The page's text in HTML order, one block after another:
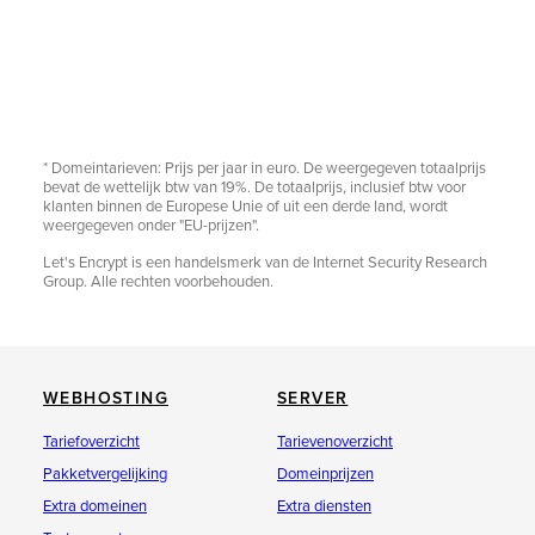
* Domeintarieven: Prijs per jaar in euro. De weergegeven totaalprijs
bevat de wettelijk btw van 19%. De totaalprijs, inclusief btw voor
klanten binnen de Europese Unie of uit een derde land, wordt
weergegeven onder "EU-prijzen".
Let's Encrypt is een handelsmerk van de Internet Security Research
Group. Alle rechten voorbehouden.
WEBHOSTING
Tariefoverzicht
Pakketvergelijking
Extra domeinen
SERVER
Tarievenoverzicht
Domeinprijzen
Extra diensten